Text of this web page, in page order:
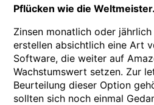
Pflücken wie die Weltmeister.
Zinsen monatlich oder
erstellen absichtlich eine Art
Software, die weiter auf
Wachstumswert setzen. Zur
Beurteilung dieser Option
sollten sich noch einmal